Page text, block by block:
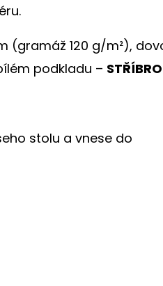
(gramáž 120 g/m²),
podkladu –
stolu a vnese do